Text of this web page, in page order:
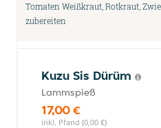
Tomaten Weißkraut, Rotkraut,
zubereiten
Kuzu Sis Dürüm
Lammspieß
17,00 €
inkl. Pfand (0,00 €)